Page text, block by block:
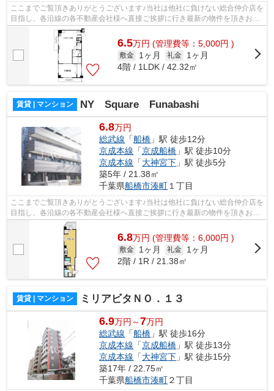
ここまでご覧頂きありがとうございます♪当社は他社に負けない総合仲介店を
目指し、各沿線の各不動産会社様へ直接ご挨拶に行き最新の物件を頂きお客
様へ提供しております！最新の情報は...
6.5万円 (管理費等：5,000円 )
敷金 1ヶ月 礼金
1ヶ月
4階 / 1LDK / 42.32㎡
賃貸 | マンション NY Square Funabashi
6.8万円
総武線 「船橋 」駅 徒歩12分
京成本線 「京成船橋 」駅 徒歩10分
京成本線 「大神宮下 」駅 徒歩5分
築5年 / 21.38㎡
千葉県船橋市湊町 １丁目
ここまでご覧頂きありがとうございます♪当社は他社に負けない総合仲介店を
目指し、各沿線の各不動産会社様へ直接ご挨拶に行き最新の物件を頂きお客
様へ提供しております！最新の情報は...
6.8万円 (管理費等：6,000円 )
敷金 1ヶ月 礼金
1ヶ月
2階 / 1R / 21.38㎡
賃貸 | マンション ミリアビタＮＯ．１３
6.9万円～7万円
総武線 「船橋 」駅 徒歩16分
京成本線 「京成船橋 」駅 徒歩13分
京成本線 「大神宮下 」駅 徒歩15分
築17年 / 22.75㎡
千葉県船橋市湊町２丁目